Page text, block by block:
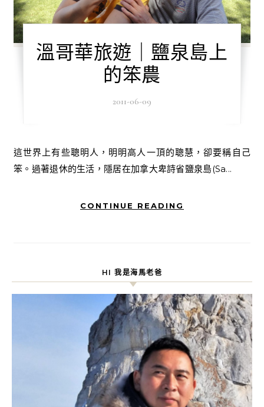
溫哥華旅遊｜鹽泉島上
的笨農
2011-06-09
這世界上有些聰明人，明明高人一頂的聰慧，卻要稱自己
笨。過著退休的生活，隱居在加拿大卑詩省鹽泉島(Sa...
CONTINUE READING
HI 我是海馬老爸